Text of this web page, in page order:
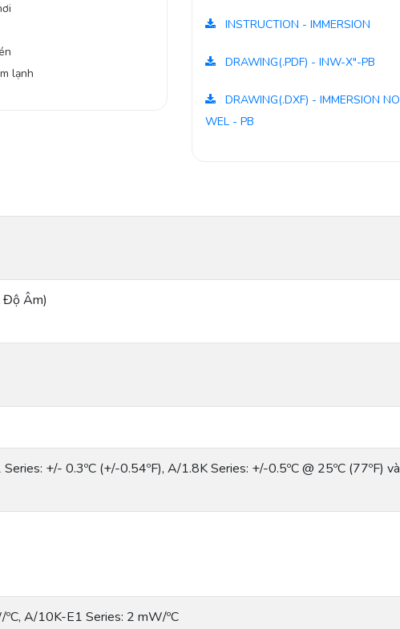
lạnh
INSTRUCTION - IMMERSION
DRAWING(.PDF) - INW-X"-PB
DRAWING(.DXF) - IMMERSION NO
WEL - PB
Độ Âm)
+/- 0.3ºC (+/-0.54ºF), A/1.8K Series: +/-0.5ºC @ 25ºC (77ºF) và
A/10K-E1 Series: 2 mW/ºC